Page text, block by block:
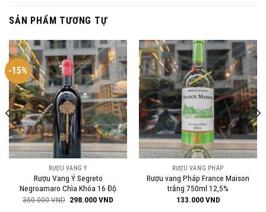
SẢN PHẨM TƯƠNG TỰ
-15%
RƯỢU VANG Ý
Rượu Vang Ý Segreto
Negroamaro Chìa Khóa 16 Độ
350.000VND Giá
298.000VND
RƯỢU VANG PHÁP
Rượu vang Pháp France Maison
trắng 750ml 12,5%
133.000VND